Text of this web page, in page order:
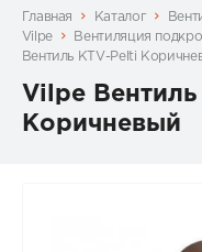
Главная Каталог
Vilpe
Вентиляция
Вентиль KTV-Pelti
Vilpe
Коричневый